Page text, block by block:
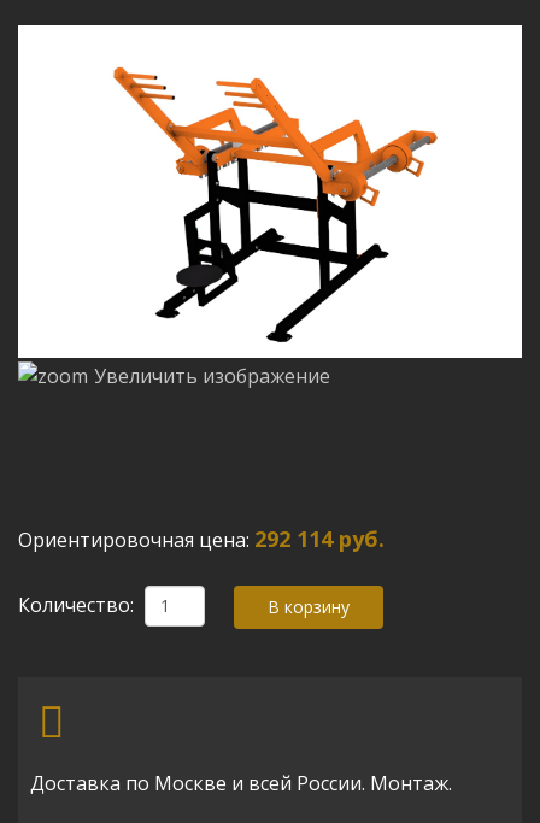
Увеличить изображение
Ориентировочная цена: 292 114 руб.
Количество:
Доставка по Москве и всей России. Монтаж.